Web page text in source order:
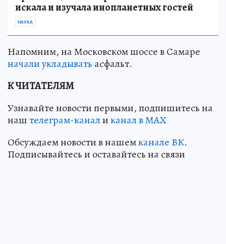
искала и изучала инопланетных гостей
НАУКА
Напомним, на Московском шоссе в Самаре
начали укладывать асфальт.
К ЧИТАТЕЛЯМ
Узнавайте новости первыми, подпишитесь на
наштелеграм-каналиканал в МАХ
Обсуждаем новости в нашемканале ВК.
Подписывайтесь и оставайтесь на связи